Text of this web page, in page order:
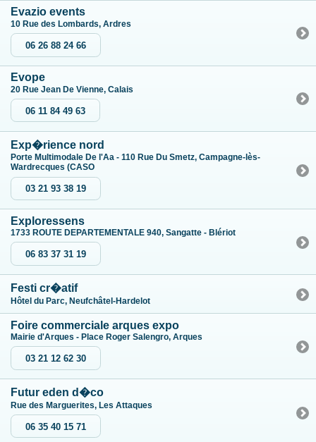
Evazio events
10 Rue des Lombards, Ardres
06 26 88 24 66
Evope
20 Rue Jean De Vienne, Calais
06 11 84 49 63
Exp�rience nord
Porte Multimodale De l'Aa - 110 Rue Du Smetz, Campagne-lès-
Wardrecques (CASO
03 21 93 38 19
Exploressens
1733 ROUTE DEPARTEMENTALE 940, Sangatte - Blériot
06 83 37 31 19
Festi cr�atif
Hôtel du Parc, Neufchâtel-Hardelot
Foire commerciale arques expo
Mairie d'Arques - Place Roger Salengro, Arques
03 21 12 62 30
Futur eden d�co
Rue des Marguerites, Les Attaques
06 35 40 15 71